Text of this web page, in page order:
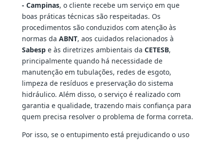
- Campinas, o cliente recebe um serviço em que
boas práticas técnicas são respeitadas. Os
procedimentos são conduzidos com atenção às
normas da ABNT, aos cuidados relacionados à
Sabespe às diretrizes ambientais da CETESB,
principalmente quando há necessidade de
manutenção em tubulações, redes de esgoto,
limpeza de resíduos e preservação do sistema
hidráulico. Além disso, o serviço é realizado com
garantia e qualidade, trazendo mais confiança para
quem precisa resolver o problema de forma correta.
Por isso, se o entupimento está prejudicando o uso